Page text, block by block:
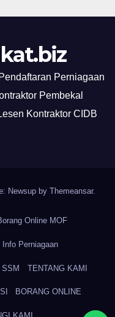
Perniagaan
Pembekal
Kontraktor CIDB
Newsup by Themeansar.
Online MOF
Info Perniagaan
SSM TENTANG KAMI
BORANG ONLINE